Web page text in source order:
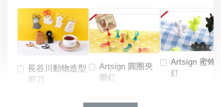
長谷川動物造型
剪刀
Artsign 圓圈夾
圖釘
Artsign 蜜蜂
釘